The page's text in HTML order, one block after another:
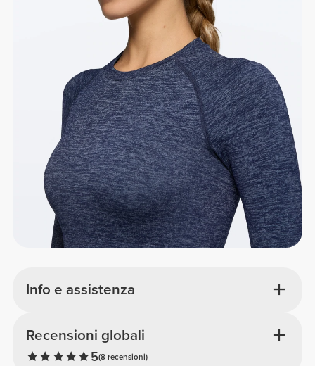
Info e assistenza
Recensioni globali
5(8 recensioni)